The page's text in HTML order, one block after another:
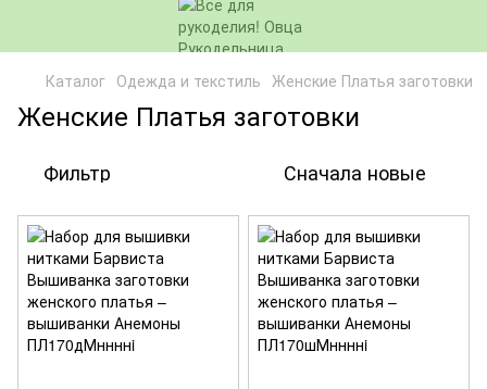
Каталог Одежда и текстиль Женские Платья заготовки
Женские Платья заготовки
Фильтр Сначала новые